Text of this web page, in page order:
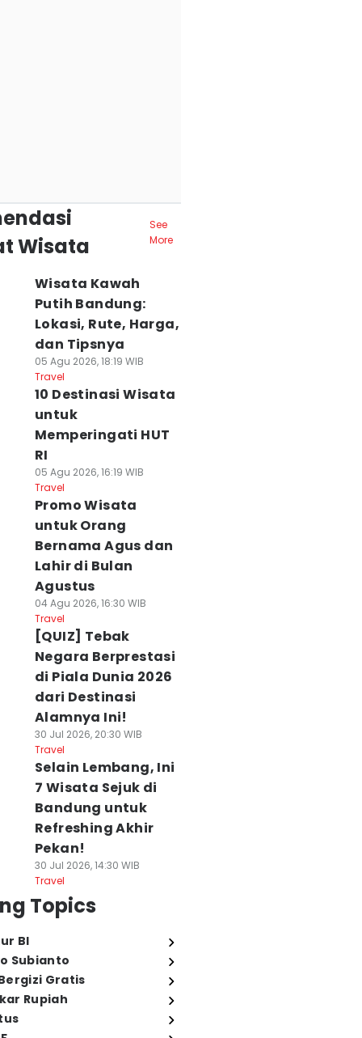
Wisata
See
More
Wisata Kawah
Putih Bandung:
Lokasi, Rute, Harga,
dan Tipsnya
05 Agu 2026, 18:19 WIB
Travel
10 Destinasi Wisata
untuk
Memperingati HUT
RI
05 Agu 2026, 16:19 WIB
Travel
Promo Wisata
untuk Orang
Bernama Agus dan
Lahir di Bulan
Agustus
04 Agu 2026, 16:30 WIB
Travel
[QUIZ] Tebak
Negara Berprestasi
di Piala Dunia 2026
dari Destinasi
Alamnya Ini!
30 Jul 2026, 20:30 WIB
Travel
Selain Lembang, Ini
7 Wisata Sejuk di
Bandung untuk
Refreshing Akhir
Pekan!
30 Jul 2026, 14:30 WIB
Travel
Topics
BI
Subianto
Gratis
Rupiah